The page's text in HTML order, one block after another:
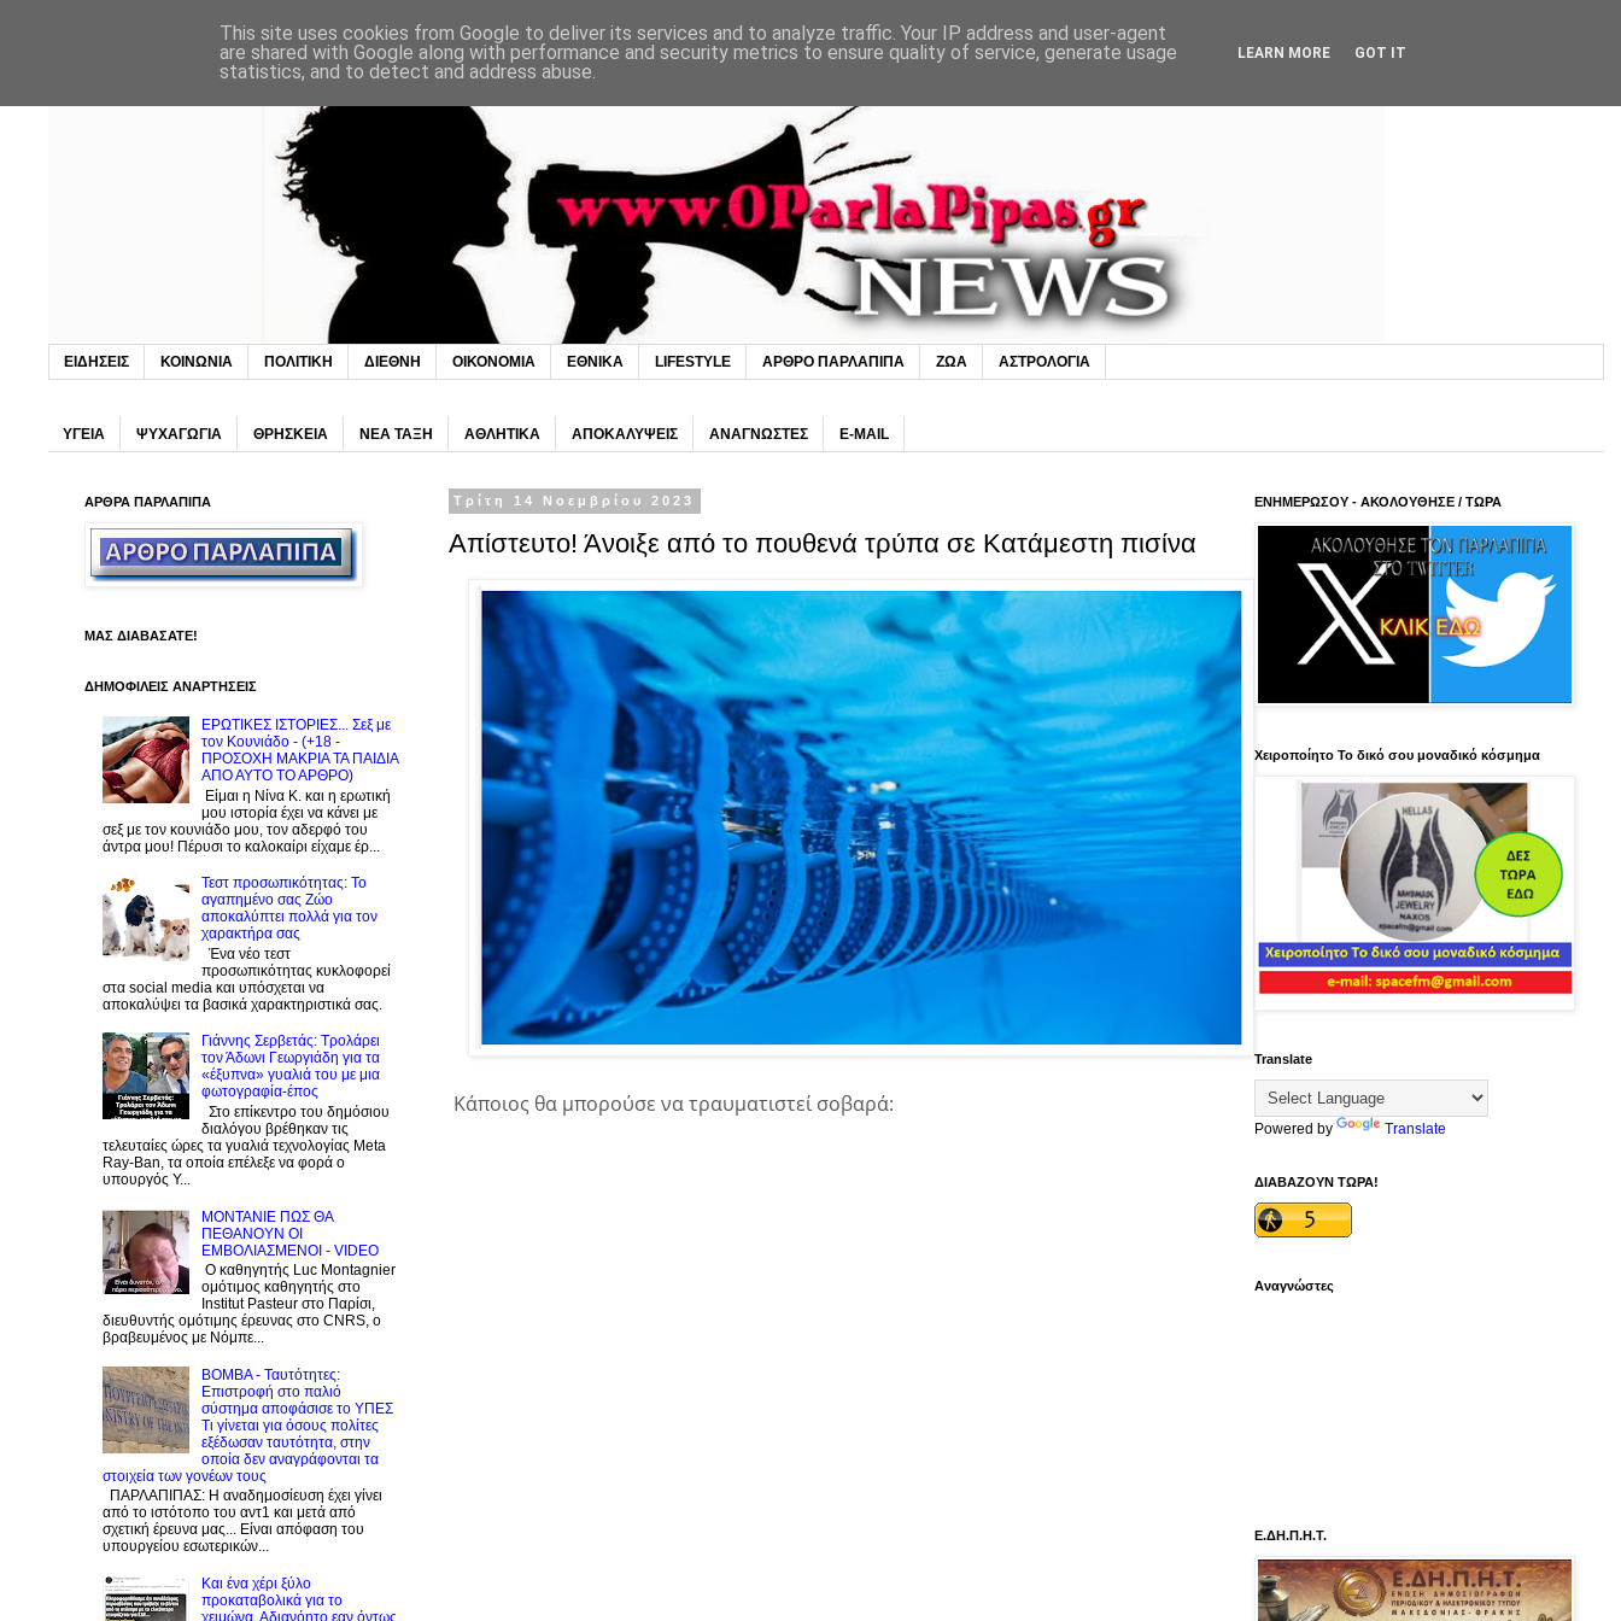
ΕΙΔΗΣΕΙΣ ΚΟΙΝΩΝΙΑ ΠΟΛΙΤΙΚΗ ΔΙΕΘΝΗ ΟΙΚΟΝΟΜΙΑ ΕΘΝΙΚΑ LIFESTYLE ΑΡΘΡΟ ΠΑΡΛΑΠΙΠΑ ΖΩΑ ΑΣΤΡΟΛΟΓΙΑ
ΥΓΕΙΑ ΨΥΧΑΓΩΓΙΑ ΘΡΗΣΚΕΙΑ ΝΕΑ ΤΑΞΗ ΑΘΛΗΤΙΚΑ ΑΠΟΚΑΛΥΨΕΙΣ ΑΝΑΓΝΩΣΤΕΣ E-MAIL
Τρίτη 14 Νοεμβρίου 2023
Απίστευτο! Άνοιξε από το πουθενά τρύπα σε Kατάμεστη πισίνα
Κάποιος θα μπορούσε να τραυματιστεί σοβαρά:
ΑΡΘΡΑ ΠΑΡΛΑΠΙΠΑ
ΜΑΣ ΔΙΑΒΑΣΑΤΕ!
ΔΗΜΟΦΙΛΕΙΣ ΑΝΑΡΤΗΣΕΙΣ
ΕΡΩΤΙΚΕΣ ΙΣΤΟΡΙΕΣ... Σεξ με
τον Kουνιάδο - (+18 -
ΠΡΟΣΟΧΗ ΜΑΚΡΙΑ ΤΑ ΠΑΙΔΙΑ
ΑΠΟ ΑΥΤΟ ΤΟ ΑΡΘΡΟ)
Είμαι η Νίνα Κ. και η ερωτική
μου ιστορία έχει να κάνει με
σεξ με τον κουνιάδο μου, τον αδερφό του
άντρα μου! Πέρυσι το καλοκαίρι είχαμε έρ...
Τεστ προσωπικότητας: Το
αγαπημένο σας Zώο
αποκαλύπτει πολλά για τον
χαρακτήρα σας
Ένα νέο τεστ
προσωπικότητας κυκλοφορεί
στα social media και υπόσχεται να
αποκαλύψει τα βασικά χαρακτηριστικά σας.
Γιάννης Σερβετάς: Τρολάρει
τον Άδωνι Γεωργιάδη για τα
«έξυπνα» γυαλιά του με μια
φωτογραφία-έπος
Στο επίκεντρο του δημόσιου
διαλόγου βρέθηκαν τις
τελευταίες ώρες τα γυαλιά τεχνολογίας Meta
Ray-Ban, τα οποία επέλεξε να φορά ο
υπουργός Υ...
ΜΟΝΤΑΝΙΕ ΠΩΣ ΘΑ
ΠΕΘΑΝΟΥΝ ΟΙ
ΕΜΒΟΛΙΑΣΜΕΝΟΙ - VIDEO
Ο καθηγητής Luc Montagnier
ομότιμος καθηγητής στο
Institut Pasteur στο Παρίσι,
διευθυντής ομότιμης έρευνας στο CNRS, o
βραβευμένος με Νόμπε...
BOMBA - Ταυτότητες:
Eπιστροφή στο παλιό
σύστημα αποφάσισε το ΥΠΕΣ
Τι γίνεται για όσους πολίτες
εξέδωσαν ταυτότητα, στην
οποία δεν αναγράφονται τα
στοιχεία των γονέων τους
ΠΑΡΛΑΠΙΠΑΣ: Η αναδημοσίευση έχει γίνει
από το ιστότοπο του αντ1 και μετά από
σχετική έρευνα μας... Είναι απόφαση του
υπουργείου εσωτερικών...
Και ένα χέρι ξύλο
προκαταβολικά για το
χειμώνα. Αδιανόητο εαν όντως
ΕΝΗΜΕΡΩΣΟΥ - ΑΚΟΛΟΥΘΗΣΕ / ΤΩΡΑ
Χειροποίητο Το δικό σου μοναδικό κόσμημα
Translate
Powered by Translate
ΔΙΑΒΑΖΟΥΝ ΤΩΡΑ!
Αναγνώστες
Ε.ΔΗ.Π.Η.Τ.
This site uses cookies from Google to deliver its services and to analyze traffic. Your IP address and user-agent
are shared with Google along with performance and security metrics to ensure quality of service, generate usage
statistics, and to detect and address abuse.
LEARN MORE GOT IT